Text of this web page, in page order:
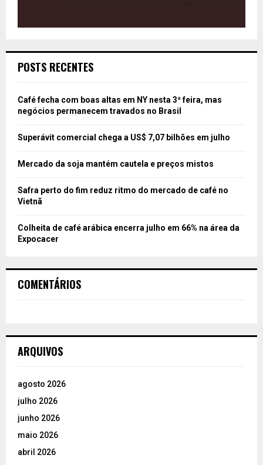
POSTS RECENTES
Café fecha com boas altas em NY nesta 3ª feira, mas
negócios permanecem travados no Brasil
Superávit comercial chega a US$ 7,07 bilhões em julho
Mercado da soja mantém cautela e preços mistos
Safra perto do fim reduz ritmo do mercado de café no
Vietnã
Colheita de café arábica encerra julho em 66% na área da
Expocacer
COMENTÁRIOS
ARQUIVOS
agosto 2026
julho 2026
junho 2026
maio 2026
abril 2026